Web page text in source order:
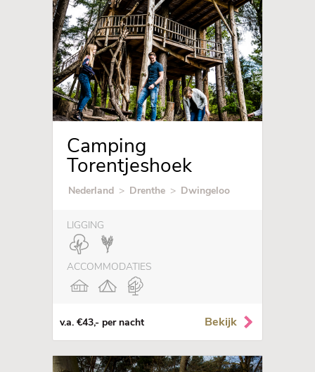
Camping
Torentjeshoek
Nederland > Drenthe > Dwingeloo
LIGGING
ACCOMMODATIES
v.a. €43,- per nacht Bekijk